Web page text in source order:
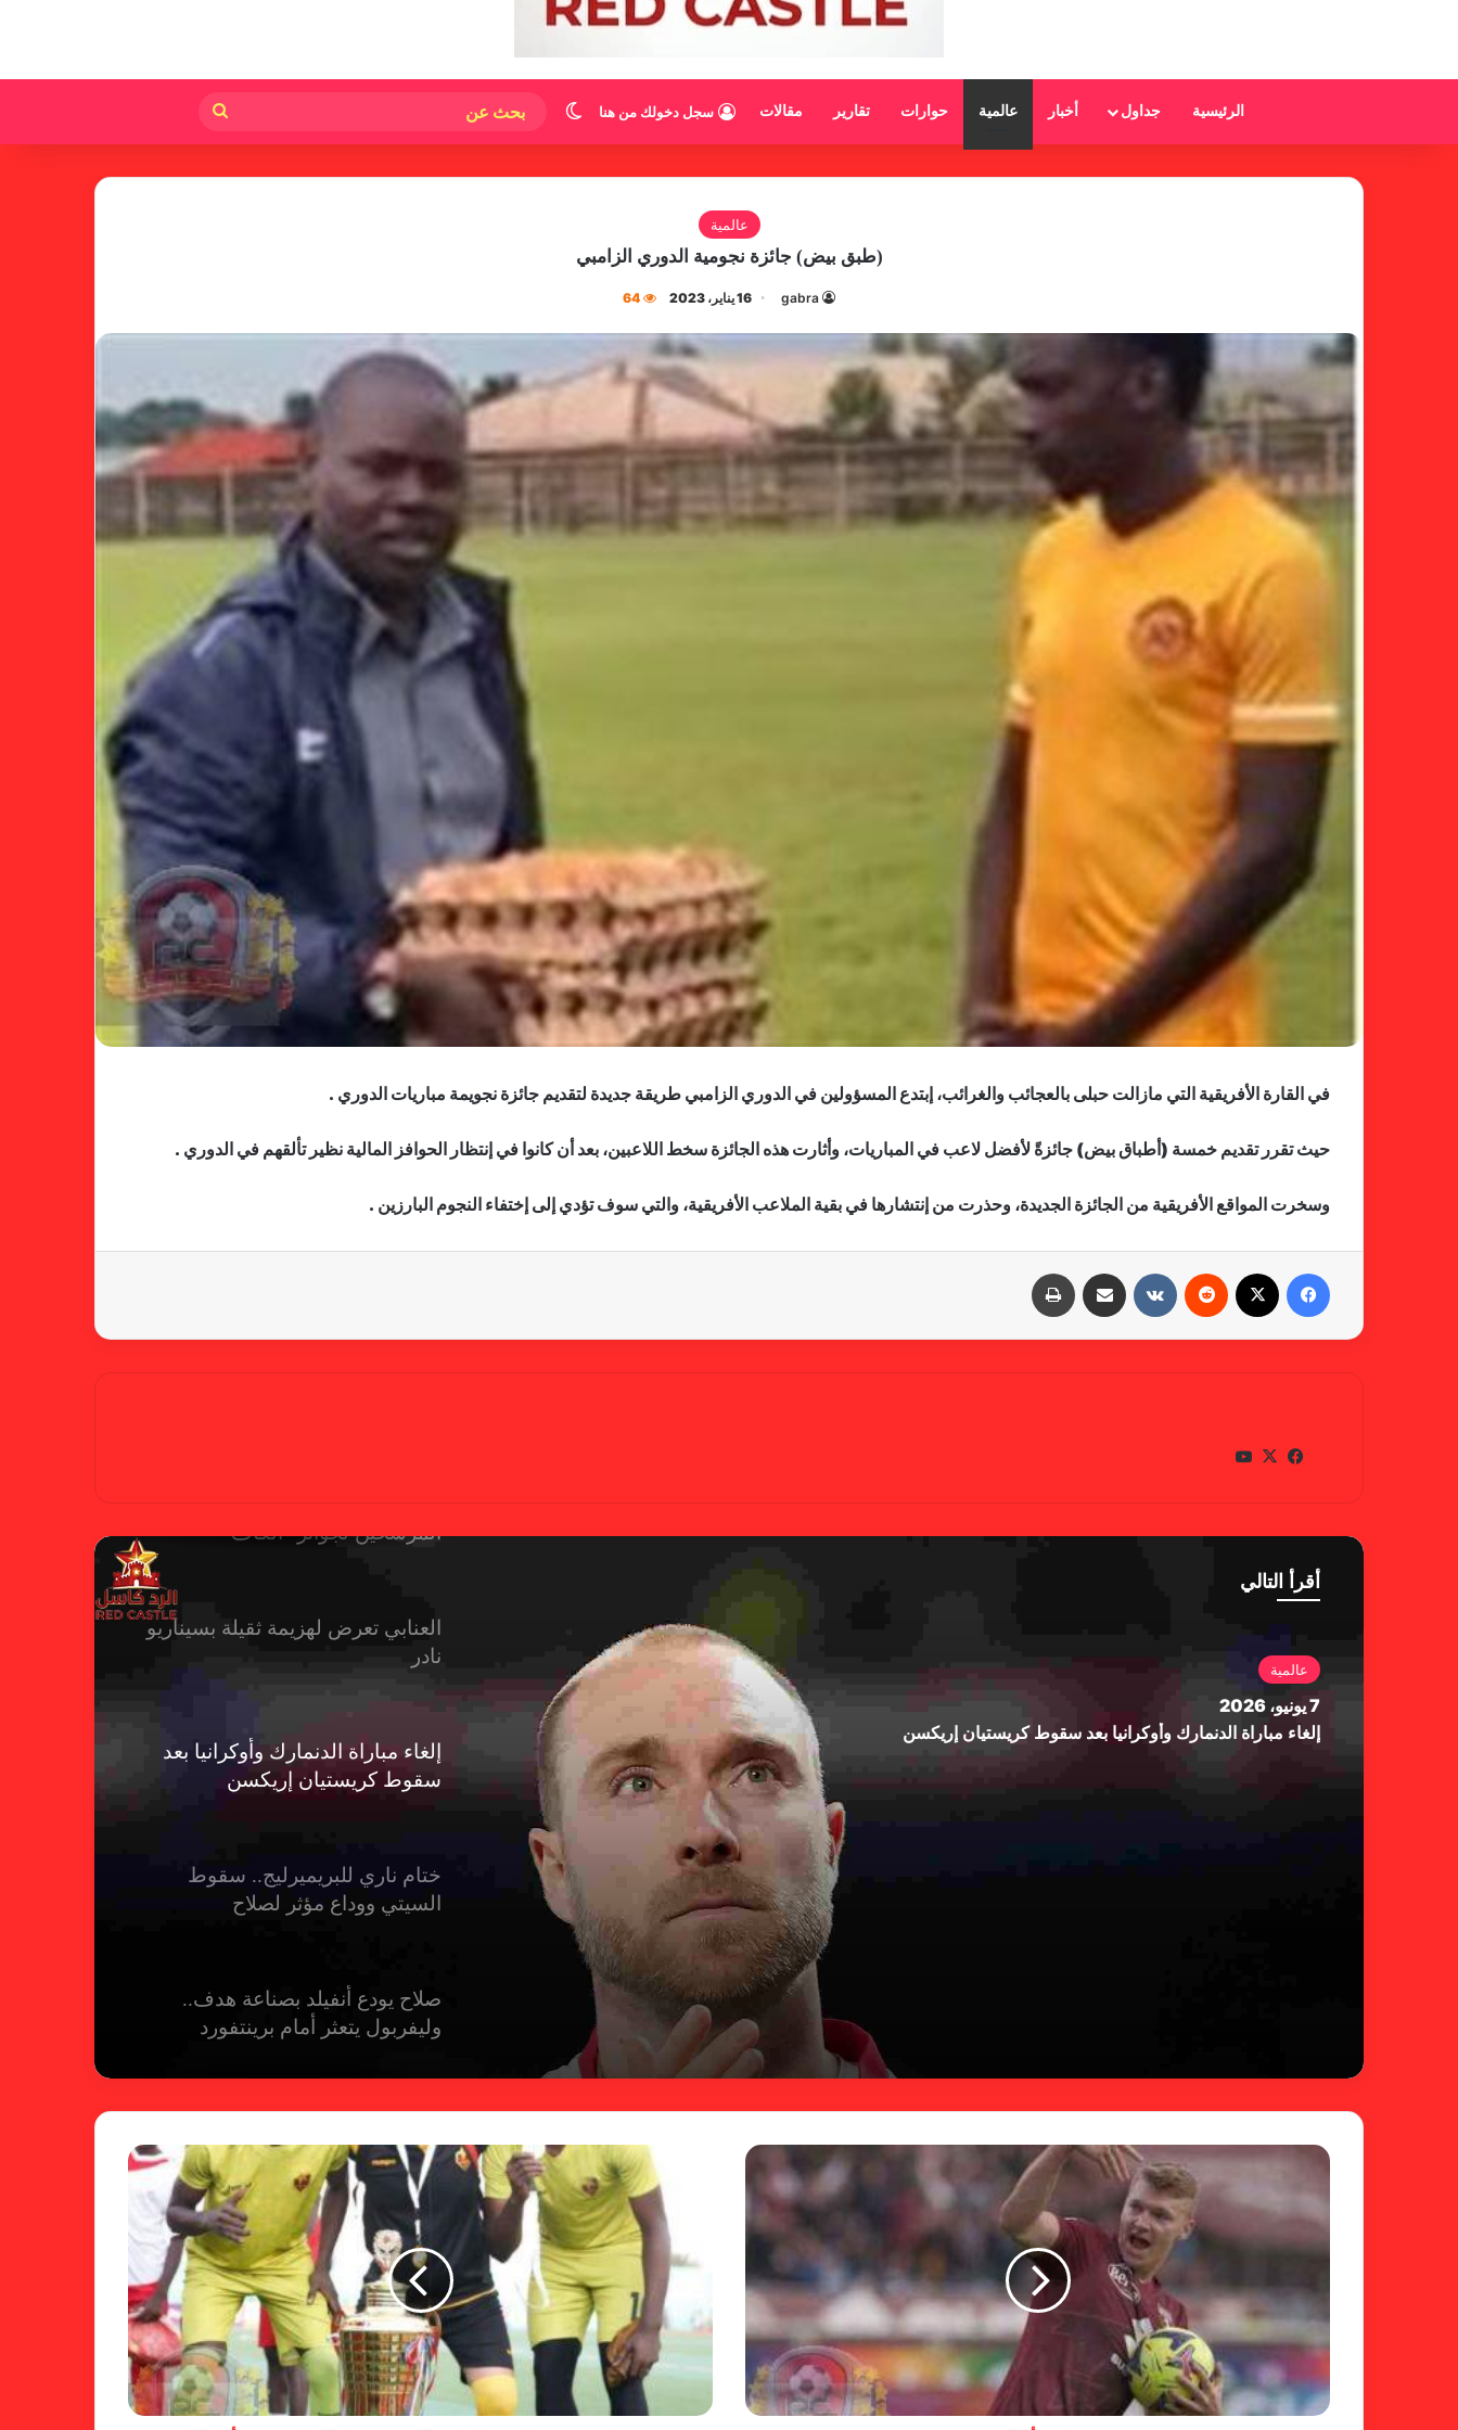
الرئيسية جداول أخبار عالمية حوارات تقارير مقالات سجل دخولك من هنا الوضع المظلم
عن
عالمية
(طبق بيض) جائزة نجومية الدوري الزامبي
gabra 16 يناير، 2023 64
في القارة الأفريقية التي مازالت حبلى بالعجائب والغرائب، إبتدع المسؤولين في الدوري الزامبي طريقة جديدة لتقديم جائزة نجويمة مباريات الدوري .
حيث تقرر تقديم خمسة (أطباق بيض) جائزةً لأفضل لاعب في المباريات، وأثارت هذه الجائزة سخط اللاعبين، بعد أن كانوا في إنتظار الحوافز المالية نظير تألقهم في الدوري .
وسخرت المواقع الأفريقية من الجائزة الجديدة، وحذرت من إنتشارها في بقية الملاعب الأفريقية، والتي سوف تؤدي إلى إختفاء النجوم البارزين .
في
وك
X
أقرأ التالي
عالمية
7 يونيو، 2026
إلغاء مباراة الدنمارك وأوكرانيا بعد سقوط كريستيان إريكسن
فالنسيا يصعق برشلونة بثلاثية مثيرة
في ختام الليجا
خلال جولة ميدانية للاطلاع على
جاهزية منشآت دورة الألعاب للأندية
آل خليفة: الشارقة تقدم نموذجاً عربياً
أزمة نفسية وراء غياب مبابي عن
بسبب تصريحات مهينة.. إيقاف حكم
حضور عربي قوي في قائمة
المرشحين لجوائز “الكاف”
العنابي تعرض لهزيمة ثقيلة بسيناريو
نادر
إلغاء مباراة الدنمارك وأوكرانيا بعد
سقوط كريستيان إريكسن
ختام ناري للبريميرليج.. سقوط
السيتي ووداع مؤثر لصلاح
صلاح يودع أنفيلد بصناعة هدف..
وليفربول يتعثر أمام برينتفورد
ومبابي يخطف الأضواء
فالنسيا يصعق برشلونة بثلاثية مثيرة
في ختام الليجا
خلال جولة ميدانية للاطلاع على
جاهزية منشآت دورة الألعاب للأندية